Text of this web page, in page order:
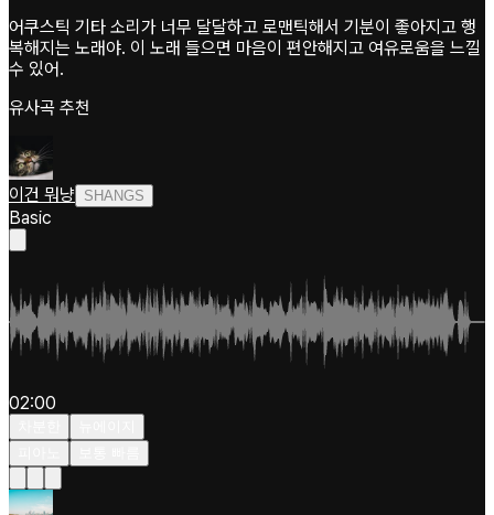
어쿠스틱 기타 소리가 너무 달달하고 로맨틱해서 기분이 좋아지고 행
복해지는 노래야. 이 노래 들으면 마음이 편안해지고 여유로움을 느낄
수 있어.
유사곡 추천
이건 뭐냥 SHANGS
Basic
02:00